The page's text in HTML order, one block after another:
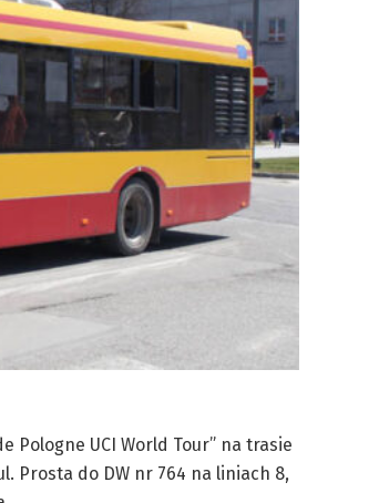
Pologne UCI World Tour” na trasie
Prosta do DW nr 764 na liniach 8,